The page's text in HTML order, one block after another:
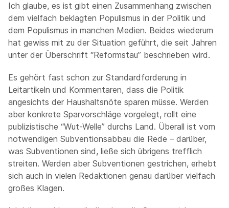
Ich glaube, es ist gibt einen Zusammenhang zwischen
dem vielfach beklagten Populismus in der Politik und
dem Populismus in manchen Medien. Beides wiederum
hat gewiss mit zu der Situation geführt, die seit Jahren
unter der Überschrift “Reformstau” beschrieben wird.
Es gehört fast schon zur Standardforderung in
Leitartikeln und Kommentaren, dass die Politik
angesichts der Haushaltsnöte sparen müsse. Werden
aber konkrete Sparvorschläge vorgelegt, rollt eine
publizistische “Wut-Welle” durchs Land. Überall ist vom
notwendigen Subventionsabbau die Rede – darüber,
was Subventionen sind, ließe sich übrigens trefflich
streiten. Werden aber Subventionen gestrichen, erhebt
sich auch in vielen Redaktionen genau darüber vielfach
großes Klagen.